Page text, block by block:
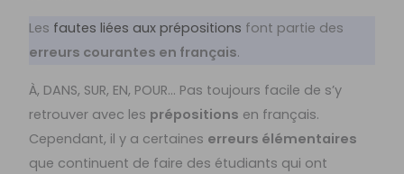
Les fautes liées aux prépositions font partie des
erreurs courantes en français.
À, DANS, SUR, EN, POUR… Pas toujours facile de s’y
retrouver avec les prépositions en français.
Cependant, il y a certaines erreurs élémentaires
que continuent de faire des étudiants qui ont